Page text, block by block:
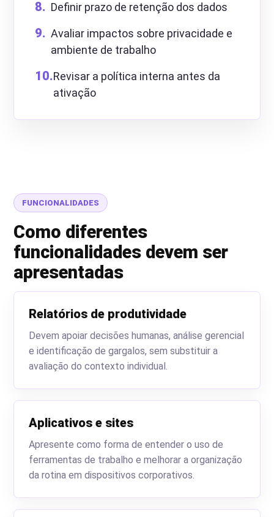
Definir prazo de retenção dos dados
Avaliar impactos sobre privacidade e
ambiente de trabalho
Revisar a política interna antes da
ativação
FUNCIONALIDADES
Como diferentes
funcionalidades devem ser
apresentadas
Relatórios de produtividade
Devem apoiar decisões humanas, análise gerencial
e identificação de gargalos, sem substituir a
avaliação do contexto individual.
Aplicativos e sites
Apresente como forma de entender o uso de
ferramentas de trabalho e melhorar a organização
da rotina em dispositivos corporativos.